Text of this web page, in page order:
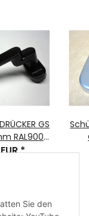
Sie den
GS
RAL9005
*